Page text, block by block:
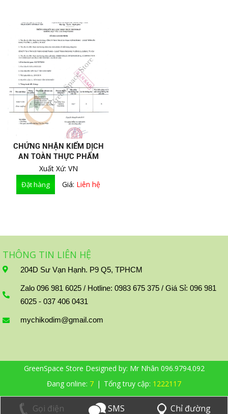
CHỨNG NHẬN KIỂM DỊCH
AN TOÀN THỰC PHẨM
Xuất Xứ: VN
Giá: Liên hệ
THÔNG TIN LIÊN HỆ
204D Sư Vạn Hạnh. P9 Q5, TPHCM
Zalo 096 981 6025 / Hotline: 0983 675 375 / Giá Sỉ: 096 981
6025 - 037 406 0431
mychikodim@gmail.com
GreenSpace Store Designed by: Mr Nhân 096.9794.092
Đang online: 7 | Tổng truy cập: 1222117
Gọi điện SMS Chỉ đường